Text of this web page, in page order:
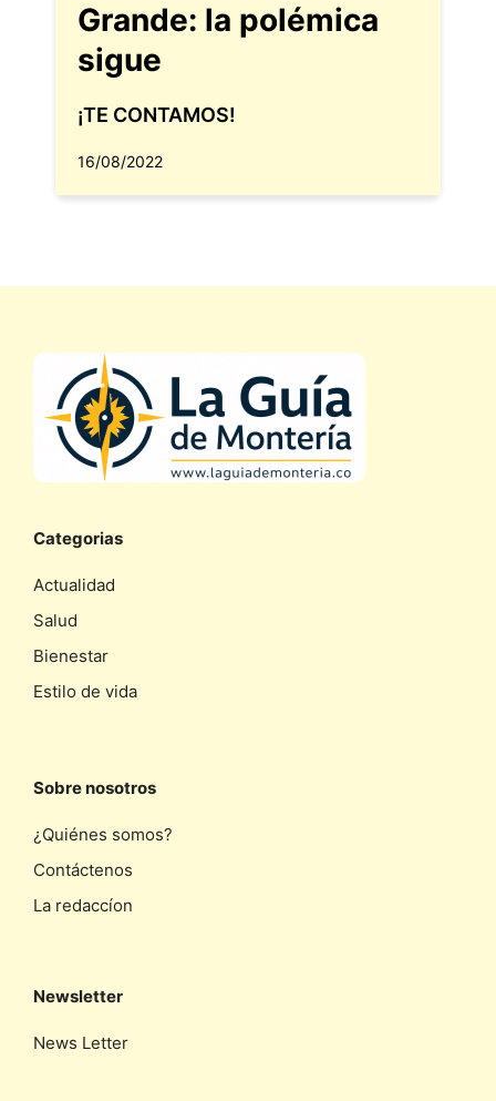
Grande: la polémica
sigue
¡TE CONTAMOS!
16/08/2022
Categorias
Actualidad
Salud
Bienestar
Estilo de vida
Sobre nosotros
¿Quiénes somos?
Contáctenos
La redaccíon
Newsletter
News Letter